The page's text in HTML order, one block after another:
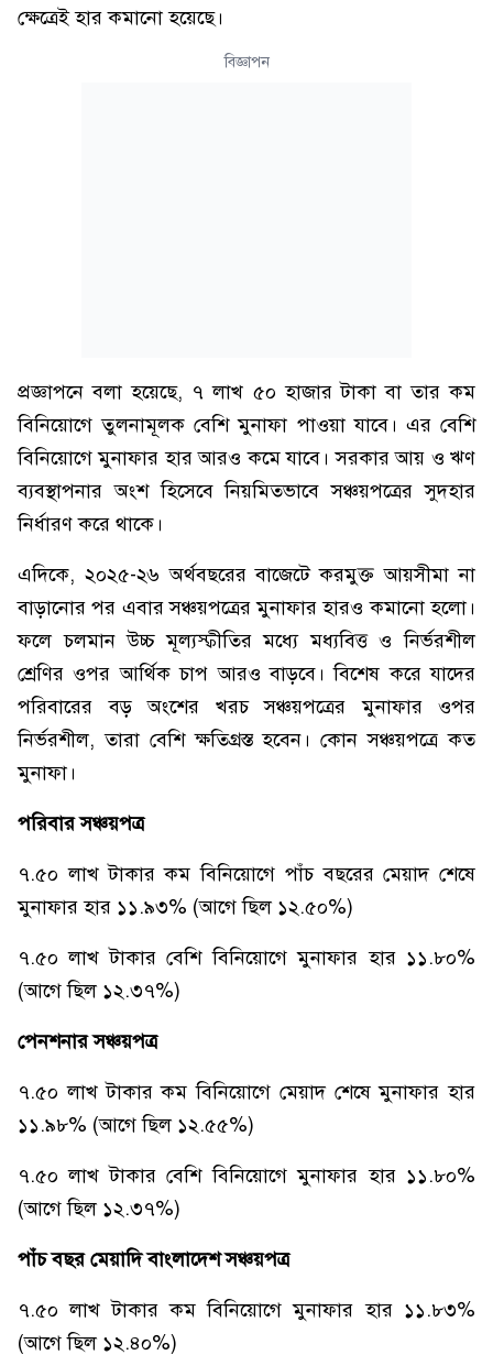
ক্ষেত্রেই হার কমানো হয়েছে।
বিজ্ঞাপন
প্রজ্ঞাপনে বলা হয়েছে, ৭ লাখ ৫০ হাজার টাকা বা তার কম
বিনিয়োগে তুলনামূলক বেশি মুনাফা পাওয়া যাবে। এর বেশি
বিনিয়োগে মুনাফার হার আরও কমে যাবে। সরকার আয় ও ঋণ
ব্যবস্থাপনার অংশ হিসেবে নিয়মিতভাবে সঞ্চয়পত্রের সুদহার
নির্ধারণ করে থাকে।
এদিকে, ২০২৫-২৬ অর্থবছরের বাজেটে করমুক্ত আয়সীমা না
বাড়ানোর পর এবার সঞ্চয়পত্রের মুনাফার হারও কমানো হলো।
ফলে চলমান উচ্চ মূল্যস্ফীতির মধ্যে মধ্যবিত্ত ও নির্ভরশীল
শ্রেণির ওপর আর্থিক চাপ আরও বাড়বে। বিশেষ করে যাদের
পরিবারের বড় অংশের খরচ সঞ্চয়পত্রের মুনাফার ওপর
নির্ভরশীল, তারা বেশি ক্ষতিগ্রস্ত হবেন। কোন সঞ্চয়পত্রে কত
মুনাফা।
পরিবার সঞ্চয়পত্র
৭.৫০ লাখ টাকার কম বিনিয়োগে পাঁচ বছরের মেয়াদ শেষে
মুনাফার হার ১১.৯৩% (আগে ছিল ১২.৫০%)
৭.৫০ লাখ টাকার বেশি বিনিয়োগে মুনাফার হার ১১.৮০%
(আগে ছিল ১২.৩৭%)
পেনশনার সঞ্চয়পত্র
৭.৫০ লাখ টাকার কম বিনিয়োগে মেয়াদ শেষে মুনাফার হার
১১.৯৮% (আগে ছিল ১২.৫৫%)
৭.৫০ লাখ টাকার বেশি বিনিয়োগে মুনাফার হার ১১.৮০%
(আগে ছিল ১২.৩৭%)
পাঁচ বছর মেয়াদি বাংলাদেশ সঞ্চয়পত্র
৭.৫০ লাখ টাকার কম বিনিয়োগে মুনাফার হার ১১.৮৩%
(আগে ছিল ১২.৪০%)